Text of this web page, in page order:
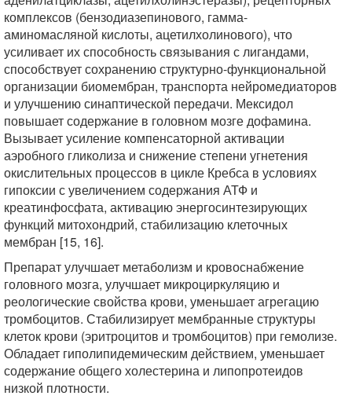
комплексов (бензодиазепинового, гамма-
аминомасляной кислоты, ацетилхолинового), что
усиливает их способность связывания с лигандами,
способствует сохранению структурно-функциональной
организации биомембран, транспорта нейромедиаторов
и улучшению синаптической передачи. Мексидол
повышает содержание в головном мозге дофамина.
Вызывает усиление компенсаторной активации
аэробного гликолиза и снижение степени угнетения
окислительных процессов в цикле Кребса в условиях
гипоксии с увеличением содержания АТФ и
креатинфосфата, активацию энергосинтезирующих
функций митохондрий, стабилизацию клеточных
мембран [15, 16].
Препарат улучшает метаболизм и кровоснабжение
головного мозга, улучшает микроциркуляцию и
реологические свойства крови, уменьшает агрегацию
тромбоцитов. Стабилизирует мембранные структуры
клеток крови (эритроцитов и тромбоцитов) при гемолизе.
Обладает гиполипидемическим действием, уменьшает
содержание общего холестерина и липопротеидов
низкой плотности.